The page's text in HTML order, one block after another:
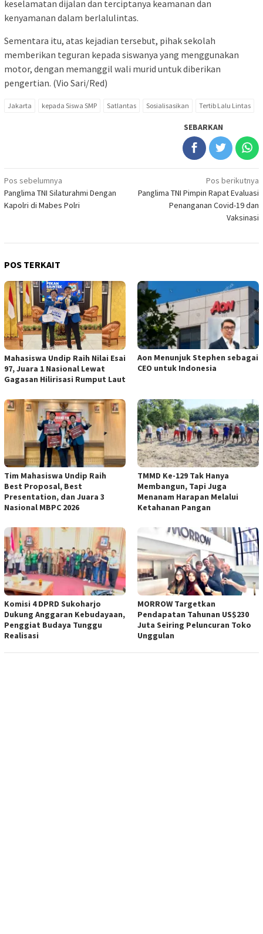
keselamatan dijalan dan terciptanya keamanan dan
kenyamanan dalam berlalulintas.
Sementara itu, atas kejadian tersebut, pihak sekolah
memberikan teguran kepada siswanya yang menggunakan
motor, dengan memanggil wali murid untuk diberikan
pengertian. (Vio Sari/Red)
Jakarta kepada Siswa SMP Satlantas Sosialisasikan Tertib Lalu Lintas
SEBARKAN
Navigasi
pos
Pos sebelumnya
Panglima TNI Silaturahmi Dengan
Kapolri di Mabes Polri
Pos berikutnya
Panglima TNI Pimpin Rapat Evaluasi
Penanganan Covid-19 dan
Vaksinasi
POS TERKAIT
Mahasiswa Undip Raih Nilai Esai
97, Juara 1 Nasional Lewat
Gagasan Hilirisasi Rumput Laut
Aon Menunjuk Stephen sebagai
CEO untuk Indonesia
Tim Mahasiswa Undip Raih
Best Proposal, Best
Presentation, dan Juara 3
Nasional MBPC 2026
TMMD Ke-129 Tak Hanya
Membangun, Tapi Juga
Menanam Harapan Melalui
Ketahanan Pangan
Komisi 4 DPRD Sukoharjo
Dukung Anggaran Kebudayaan,
Penggiat Budaya Tunggu
Realisasi
MORROW Targetkan
Pendapatan Tahunan US$230
Juta Seiring Peluncuran Toko
Unggulan